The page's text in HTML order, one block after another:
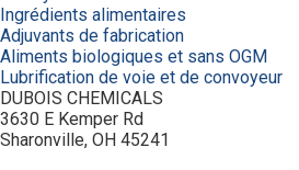
Ingrédients alimentaires
Adjuvants de fabrication
Aliments biologiques et sans OGM
Lubrification de voie et de convoyeur
DUBOIS CHEMICALS
3630 E Kemper Rd
Sharonville, OH 45241